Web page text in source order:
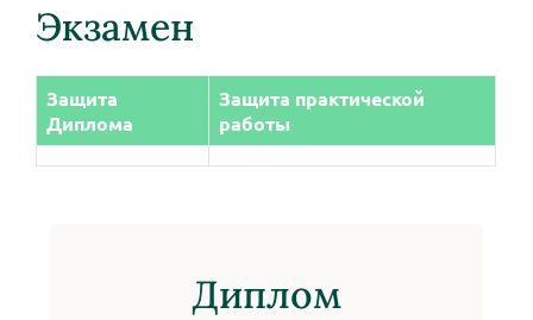
Экзамен
Защита
Диплома
Защита практической
работы
Диплом